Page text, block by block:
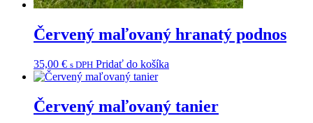
Červený maľovaný hranatý podnos
35,00 € s DPH Pridať do košíka
Červený maľovaný tanier